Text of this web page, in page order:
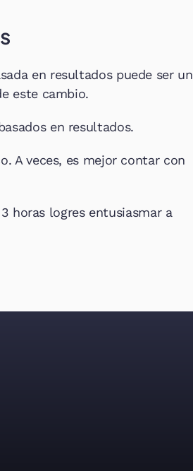
en resultados puede ser un
este cambio.
en resultados.
A veces, es mejor contar con
horas logres entusiasmar a